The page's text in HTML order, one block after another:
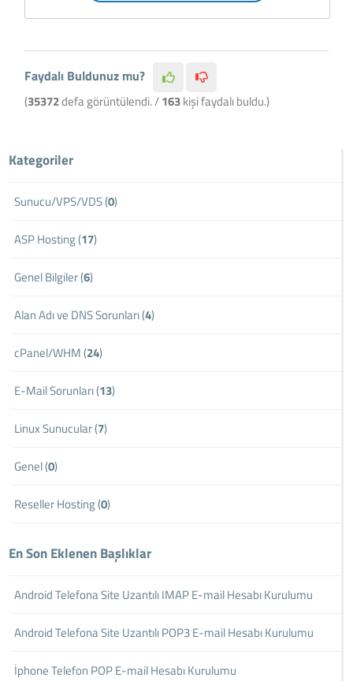
Faydalı Buldunuz mu?
(35372defa görüntülendi. /163kişi faydalı buldu.)
Kategoriler
Sunucu/VPS/VDS (0)
ASP Hosting (17)
Genel Bilgiler (6)
Alan Adı ve DNS Sorunları (4)
cPanel/WHM (24)
E-Mail Sorunları (13)
Linux Sunucular (7)
Genel (0)
Reseller Hosting (0)
En Son Eklenen Başlıklar
Android Telefona Site Uzantılı IMAP E-mail Hesabı Kurulumu
Android Telefona Site Uzantılı POP3 E-mail Hesabı Kurulumu
İphone Telefon POP E-mail Hesabı Kurulumu